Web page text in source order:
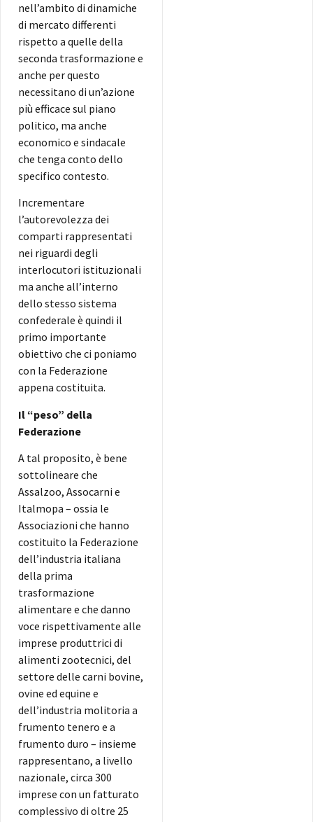
nell’ambito di dinamiche
di mercato differenti
rispetto a quelle della
seconda trasformazione e
anche per questo
necessitano di un’azione
più efficace sul piano
politico, ma anche
economico e sindacale
che tenga conto dello
specifico contesto.
Incrementare
l’autorevolezza dei
comparti rappresentati
nei riguardi degli
interlocutori istituzionali
ma anche all’interno
dello stesso sistema
confederale è quindi il
primo importante
obiettivo che ci poniamo
con la Federazione
appena costituita.
Il “peso” della
Federazione
A tal proposito, è bene
sottolineare che
Assalzoo, Assocarni e
Italmopa – ossia le
Associazioni che hanno
costituito la Federazione
dell’industria italiana
della prima
trasformazione
alimentare e che danno
voce rispettivamente alle
imprese produttrici di
alimenti zootecnici, del
settore delle carni bovine,
ovine ed equine e
dell’industria molitoria a
frumento tenero e a
frumento duro – insieme
rappresentano, a livello
nazionale, circa 300
imprese con un fatturato
complessivo di oltre 25